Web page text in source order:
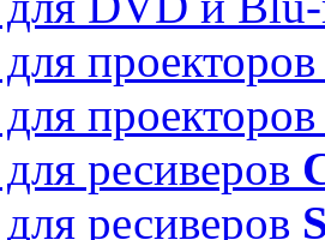
ресиверов
ресиверов